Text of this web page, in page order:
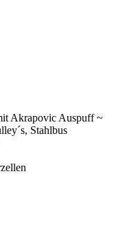
Akrapovic Auspuff ~
Stahlbus